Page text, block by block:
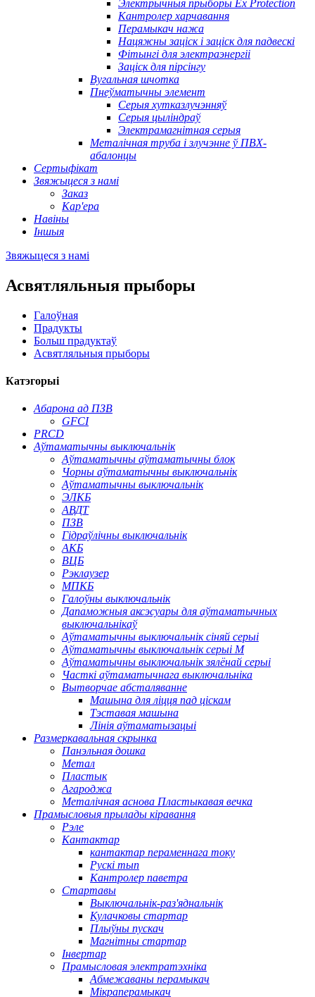
Электрычныя прыборы Ex Protection
Кантролер харчавання
Перамыкач нажа
Нацяжны заціск і заціск для падвескі
Фітынгі для электраэнергіі
Заціск для пірсінгу
Вугальная шчотка
Пнеўматычны элемент
Серыя хутказлучэнняў
Серыя цыліндраў
Электрамагнітная серыя
Металічная труба і злучэнне ў ПВХ-
абалонцы
Сертыфікат
Звяжыцеся з намі
Заказ
Кар'ера
Навіны
Іншыя
Звяжыцеся з намі
Асвятляльныя прыборы
Галоўная
Прадукты
Больш прадуктаў
Асвятляльныя прыборы
Катэгорыі
Абарона ад ПЗВ
GFCI
PRCD
Аўтаматычны выключальнік
Аўтаматычны аўтаматычны блок
Чорны аўтаматычны выключальнік
Аўтаматычны выключальнік
ЭЛКБ
АВДТ
ПЗВ
Гідраўлічны выключальнік
АКБ
ВЦБ
Рэклаузер
МПКБ
Галоўны выключальнік
Дапаможныя аксэсуары для аўтаматычных
выключальнікаў
Аўтаматычны выключальнік сіняй серыі
Аўтаматычны выключальнік серыі M
Аўтаматычны выключальнік зялёнай серыі
Часткі аўтаматычнага выключальніка
Вытворчае абсталяванне
Машына для ліцця пад ціскам
Тэставая машына
Лінія аўтаматызацыі
Размеркавальная скрынка
Панэльная дошка
Метал
Пластык
Агароджа
Металічная аснова Пластыкавая вечка
Прамысловыя прылады кіравання
Рэле
Кантактар
кантактар ​​пераменнага току
Рускі тып
Кантролер паветра
Стартавы
Выключальнік-раз'яднальнік
Кулачковы стартар
Плыўны пускач
Магнітны стартар
Інвертар
Прамысловая электратэхніка
Абмежаваны перамыкач
Мікраперамыкач